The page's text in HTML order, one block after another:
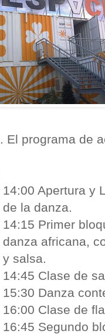
. El programa de
14:00 Apertura y
de la danza.
14:15 Primer
danza africana,
y salsa.
14:45 Clase de
15:30 Danza
16:00 Clase de
16:45 Segundo